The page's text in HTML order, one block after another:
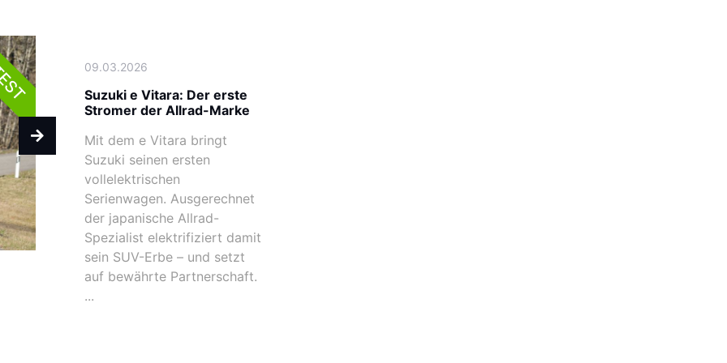
09.03.2026
Suzuki e Vitara: Der erste
Stromer der Allrad-Marke
Mit dem e Vitara bringt
Suzuki seinen ersten
vollelektrischen
Serienwagen. Ausgerechnet
der japanische Allrad-
Spezialist elektrifiziert damit
sein SUV-Erbe – und setzt
auf bewährte Partnerschaft.
...